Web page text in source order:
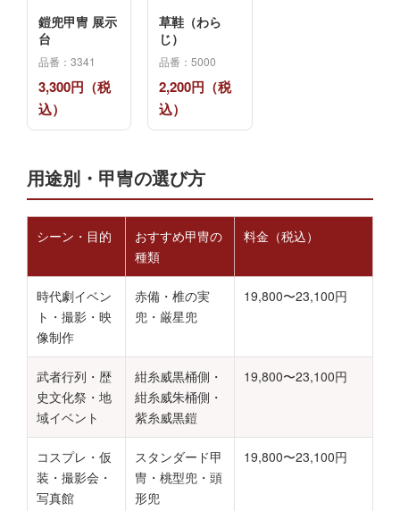
鎧兜甲冑 展示
台
品番：3341
3,300円（税
込）
草鞋（わら
じ）
品番：5000
2,200円（税
込）
用途別・甲冑の選び方
シーン・目的
おすすめ甲冑の
種類
料金（税込）
時代劇イベン
ト・撮影・映
像制作
赤備・椎の実
兜・厳星兜
19,800〜23,100円
武者行列・歴
史文化祭・地
域イベント
紺糸威黒桶側・
紺糸威朱桶側・
紫糸威黒鎧
19,800〜23,100円
コスプレ・仮
装・撮影会・
写真館
スタンダード甲
冑・桃型兜・頭
形兜
19,800〜23,100円